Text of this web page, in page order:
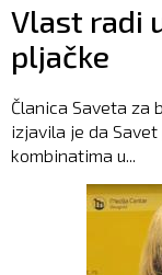
Vlast radi
pljačke
Članica Saveta za
izjavila je da
kombinatima u...